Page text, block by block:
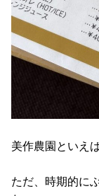
美作農園といえ
ただ、時期的に